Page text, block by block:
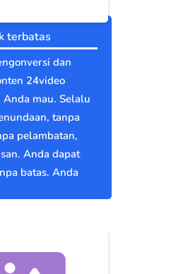
terbatas
dan
24video
mau. Selalu
tanpa
pelambatan,
Anda dapat
batas. Anda